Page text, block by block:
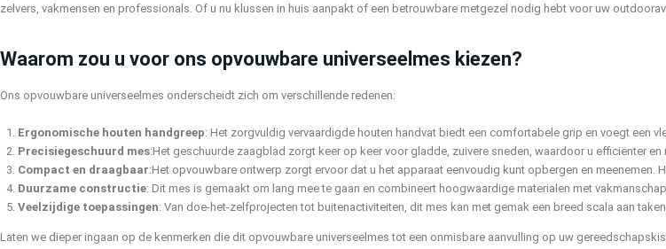
zelvers, vakmensen en professionals. Of u nu klussen in huis aanpakt of een betrouwbare metgezel nodig hebt voor uw
Waarom zou u voor ons opvouwbare universeelmes kiezen?
Ons opvouwbare universeelmes onderscheidt zich om verschillende redenen:
Ergonomische houten handgreep: Het zorgvuldig vervaardigde houten handvat biedt een comfortabele grip en voegt een
Precisiegeschuurd mes:Het geschuurde zaagblad zorgt keer op keer voor gladde, zuivere sneden, waardoor u efficiënter en
Compact en draagbaar:Het opvouwbare ontwerp zorgt ervoor dat u het apparaat eenvoudig kunt opbergen en
Duurzame constructie: Dit mes is gemaakt om lang mee te gaan en combineert hoogwaardige materialen met
Veelzijdige toepassingen: Van doe-het-zelfprojecten tot buitenactiviteiten, dit mes kan met gemak een breed scala aan
Laten we dieper ingaan op de kenmerken die dit opvouwbare universeelmes tot een onmisbare aanvulling op uw